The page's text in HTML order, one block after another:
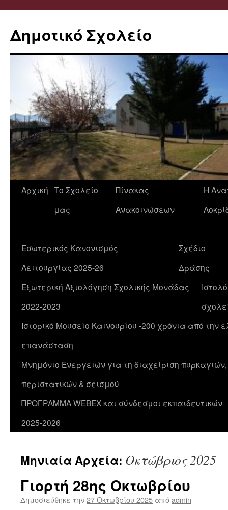
Δημοτικό Σχολείο
Μετάβαση
Αρχική Το Σχολείο
μας
Πίνακας
Ανακοινώσεων
Η
Εσωτερικός Κανονισμός
Λειτουργίας 2025-26
Σχέδιο
Δράσης
Εξωτερική Αξιολόγηση Σχολικής Μονάδας
2022-2023
Ιστορικό Μουσείο Καινουρίου -200 χρόνια από την
επανάσταση
Μνημόνιο Ενεργειών για τη διαχείριση
περιστατικών & σεισμού
ΠΡΟΓΡΑΜΜΑ WEBEX και σύνδεσμοι εκπαιδευτικών
2025-2026
Μηνιαία Αρχεία: Οκτώβριος 2025
Γιορτή 28ης Οκτωβρίου
Δημοσιεύθηκε την27 Οκτωβρίου 2025 απόadmin